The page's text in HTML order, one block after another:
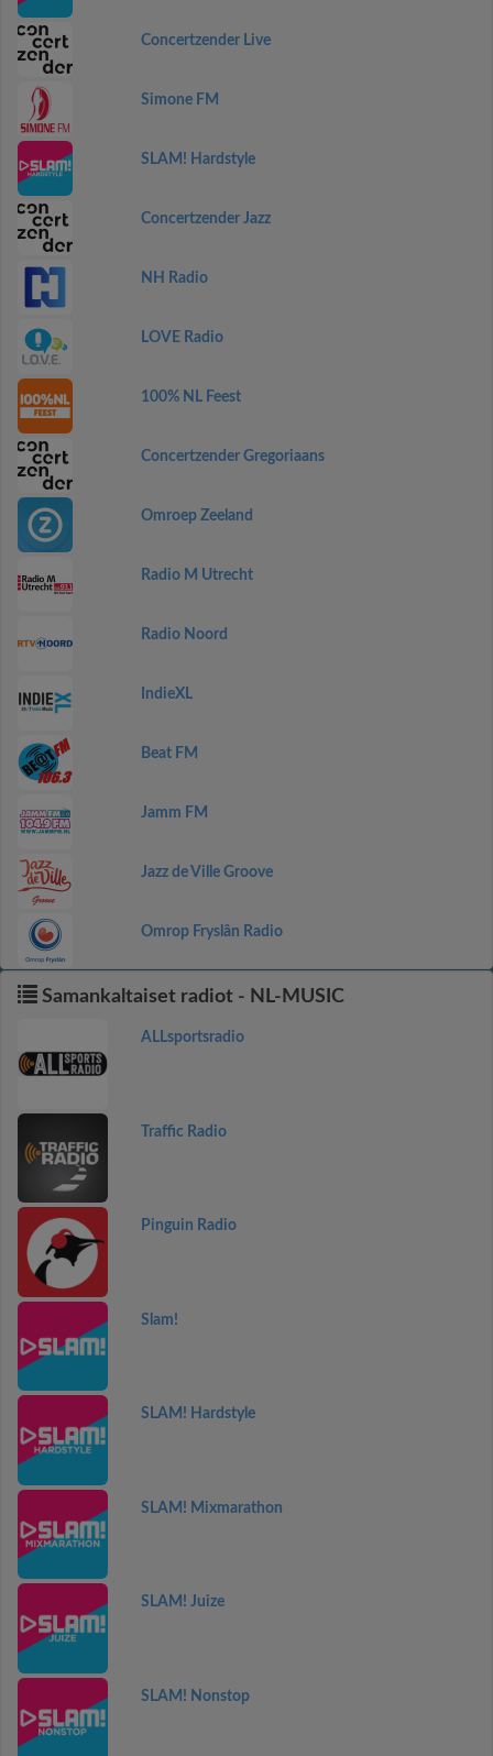
Concertzender Live
Simone FM
SLAM! Hardstyle
Concertzender Jazz
NH Radio
LOVE Radio
100% NL Feest
Concertzender Gregoriaans
Omroep Zeeland
Radio M Utrecht
Radio Noord
IndieXL
Beat FM
Jamm FM
Jazz de Ville Groove
Omrop Fryslân Radio
Samankaltaiset radiot - NL-MUSIC
ALLsportsradio
Traffic Radio
Pinguin Radio
Slam!
SLAM! Hardstyle
SLAM! Mixmarathon
SLAM! Juize
SLAM! Nonstop